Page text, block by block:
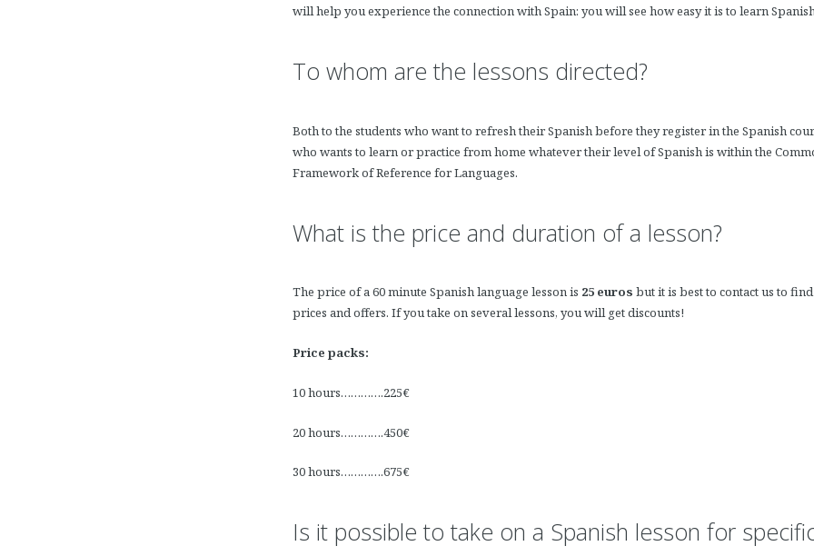
will help you experience the connection with Spain: you will see how easy it is to learn
To whom are the lessons directed?
Both to the students who want to refresh their Spanish before they register in the Spanish
who wants to learn or practice from home whatever their level of Spanish is within the
Framework of Reference for Languages.
What is the price and duration of a lesson?
The price of a 60 minute Spanish language lesson is 25 euros but it is best to contact us to
prices and offers. If you take on several lessons, you will get discounts!
Price packs:
10 hours………….225€
20 hours………….450€
30 hours………….675€
Is it possible to take on a Spanish lesson for